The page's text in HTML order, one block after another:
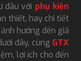
đâu với phụ kiện
thiết, hay chi tiết
hưởng đến giá
đây, cùng GTX
lợi ích cho đến